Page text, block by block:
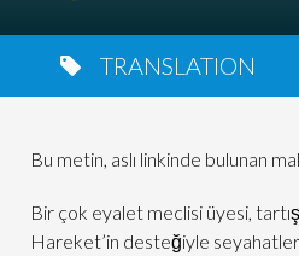
TRANSLATION
Bu metin, aslı linkinde bulunan
Bir çok eyalet meclisi üyesi,
Hareket’in desteğiyle